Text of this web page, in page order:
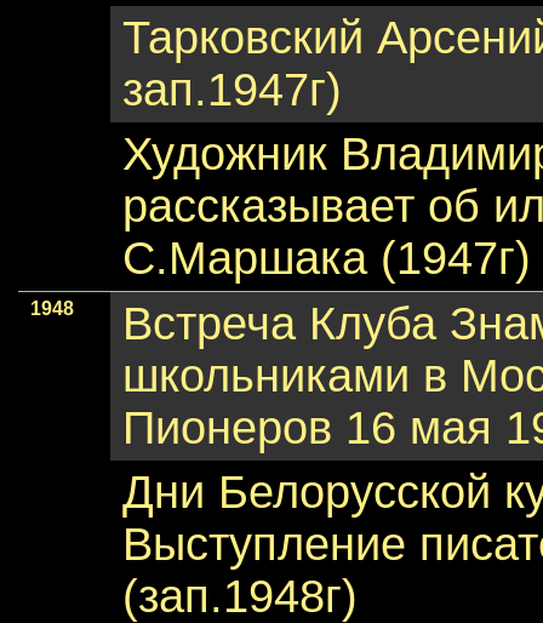
Тарковский
зап.1947г)
Художник
рассказывает об
С.Маршака (1947г)
1948
Встреча Клуба
школьниками в
Пионеров 16 мая
Дни Белорусской
Выступление
(зап.1948г)